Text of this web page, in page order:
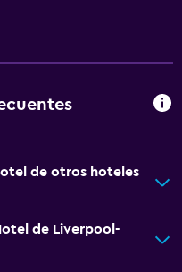
de otros hoteles
de Liverpool-